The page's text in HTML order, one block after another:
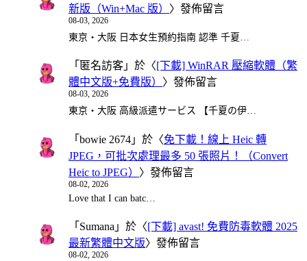
新版（Win+Mac 版） 〉發佈留言
08-03, 2026
東京・大阪 日本女生預約指南 認準 千夏…
「 匿名訪客 」於〈[下載] WinRAR 壓縮軟體（繁
體中文版+免費版） 〉發佈留言
08-03, 2026
東京・大阪 高級派遣サービス 【千夏の伊…
「 bowie 2674 」於〈免下載！線上 Heic 轉
JPEG，可批次處理最多 50 張照片！（Convert
Heic to JPEG） 〉發佈留言
08-02, 2026
Love that I can batc…
「 Sumana 」於〈 [下載] avast! 免費防毒軟體 2025
最新繁體中文版〉發佈留言
08-02, 2026